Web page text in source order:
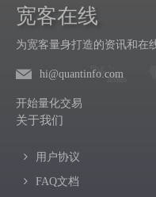
宽客在线
为宽客量身打造的资讯和在
hi@quantinfo.com
开始量化交易
关于我们
用户协议
FAQ文档